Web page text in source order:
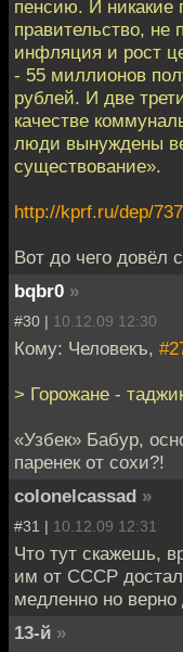
пенсию. И никакие
правительство,
инфляция и рост
- 55 миллионов
рублей. И две
качестве
люди вынуждены
существование».
http://kprf.ru/dep/
Вот до чего довёл
bqbr0 »
#30 | 10.12.09 12:30
Кому: Человекъ,
> Горожане -
«Узбек» Бабур,
паренек от сохи?!
colonelcassad »
#31 | 10.12.09 12:31
Что тут скажешь,
им от СССР
медленно но
13-й »